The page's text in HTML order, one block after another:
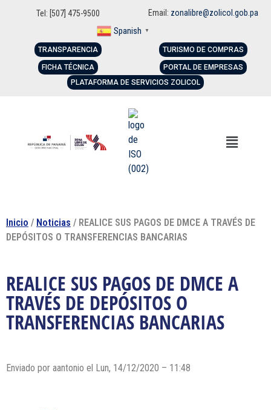
Tel: [507] 475-9500 Email: zonalibre@zolicol.gob.pa
Spanish ▼
TRANSPARENCIA
FICHA TÉCNICA
TURISMO DE COMPRAS
PORTAL DE EMPRESAS
PLATAFORMA DE SERVICIOS ZOLICOL
Inicio / Noticias / REALICE SUS PAGOS DE DMCE A TRAVÉS DE
DEPÓSITOS O TRANSFERENCIAS BANCARIAS
REALICE SUS PAGOS DE DMCE A
TRAVÉS DE DEPÓSITOS O
TRANSFERENCIAS BANCARIAS
Enviado por aantonio el Lun, 14/12/2020 – 11:48